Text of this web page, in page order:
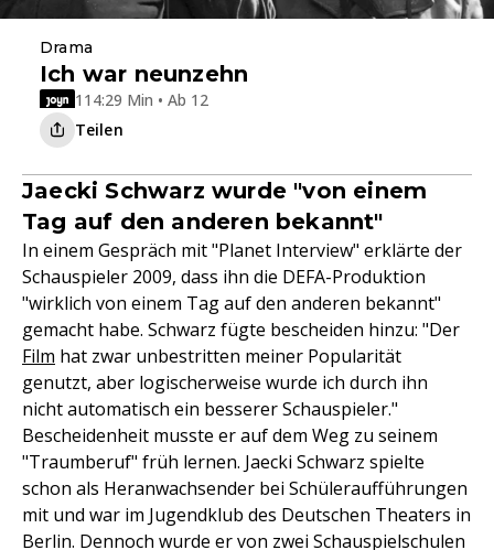
Drama
Ich war neunzehn
114:29 Min • Ab 12
Teilen
Jaecki Schwarz wurde "von einem
Tag auf den anderen bekannt"
In einem Gespräch mit "Planet Interview" erklärte der
Schauspieler 2009, dass ihn die DEFA-Produktion
"wirklich von einem Tag auf den anderen bekannt"
gemacht habe. Schwarz fügte bescheiden hinzu: "Der
Film hat zwar unbestritten meiner Popularität
genutzt, aber logischerweise wurde ich durch ihn
nicht automatisch ein besserer Schauspieler."
Bescheidenheit musste er auf dem Weg zu seinem
"Traumberuf" früh lernen. Jaecki Schwarz spielte
schon als Heranwachsender bei Schüleraufführungen
mit und war im Jugendklub des Deutschen Theaters in
Berlin. Dennoch wurde er von zwei Schauspielschulen